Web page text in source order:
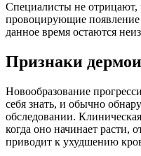
Специалисты не
провоцирующие появление
данное время остаются
Признаки
Новообразование
себя знать, и обычно
обследовании.
когда оно начинает расти,
приводит к ухудшению